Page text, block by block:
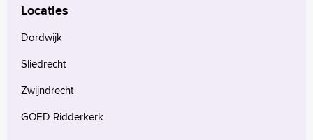
Locaties
Dordwijk
Sliedrecht
Zwijndrecht
GOED Ridderkerk